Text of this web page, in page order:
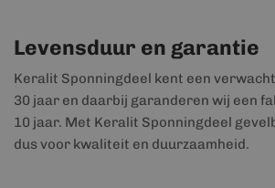
Levensduur en garantie
Keralit Sponningdeel kent een
30 jaar en daarbij garanderen wij een
10 jaar. Met Keralit Sponningdeel
dus voor kwaliteit en duurzaamheid.